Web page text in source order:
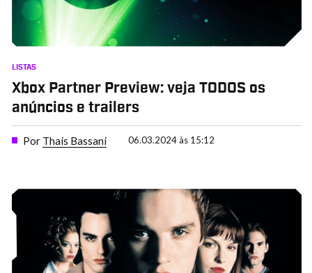
LISTAS
Xbox Partner Preview: veja TODOS os
anúncios e trailers
Por Thais Bassani 06.03.2024 às 15:12